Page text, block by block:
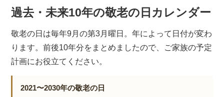
過去・未来10年の敬老の日カレンダー
敬老の日は毎年9月の第3月曜日。年によって日付が変わ
ります。前後10年分をまとめましたので、ご家族の予定
計画にお役立てください。
2021〜2030年の敬老の日